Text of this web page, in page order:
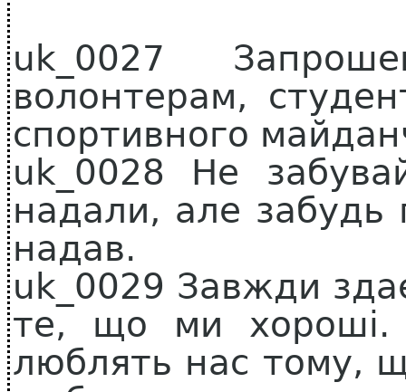
uk_0027
волонтерам,
спортивного
uk_0028 Не
надали, але забудь
надав.
uk_0029 Завжди
те, що ми хороші.
люблять нас тому,